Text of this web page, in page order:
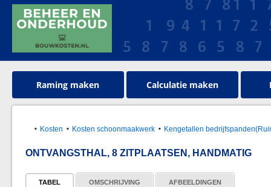
Raming maken Calculatie maken
Kosten Kosten schoonmaakwerk Kengetallen
ONTVANGSTHAL, 8 ZITPLAATSEN, HANDMATIG
TABEL OMSCHRIJVING AFBEELDINGEN